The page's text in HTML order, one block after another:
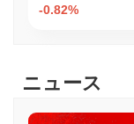
-0.82%
ニュース